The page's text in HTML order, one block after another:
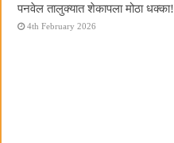
पनवेल तालुक्यात शेकापला मोठा धक्का!
4th February 2026